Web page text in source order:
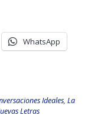
WhatsApp
Ideales, La
Letras